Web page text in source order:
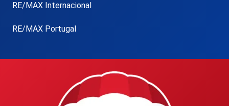
RE/MAX Internacional
RE/MAX Portugal